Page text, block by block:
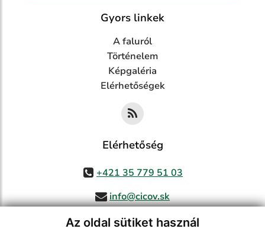
Az oldal sütiket használ
Gyors linkek
A faluról
Történelem
Képgaléria
Elérhetőségek
Elérhetőség
+421 35 779 51 03
info@cicov.sk